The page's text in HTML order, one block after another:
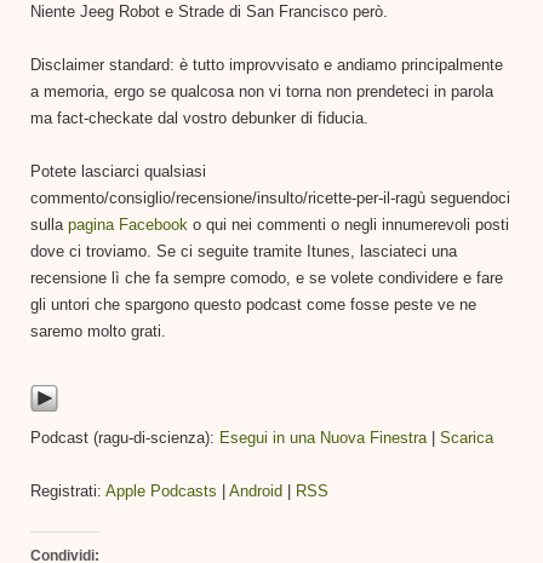
Niente Jeeg Robot e Strade di San Francisco però.
Disclaimer standard: è tutto improvvisato e andiamo principalmente
a memoria, ergo se qualcosa non vi torna non prendeteci in parola
ma fact-checkate dal vostro debunker di fiducia.
Potete lasciarci qualsiasi
commento/consiglio/recensione/insulto/ricette-per-il-ragù seguendoci
sulla pagina Facebook o qui nei commenti o negli innumerevoli posti
dove ci troviamo. Se ci seguite tramite Itunes, lasciateci una
recensione lì che fa sempre comodo, e se volete condividere e fare
gli untori che spargono questo podcast come fosse peste ve ne
saremo molto grati.
Podcast (ragu-di-scienza): Esegui in una Nuova Finestra | Scarica
Registrati: Apple Podcasts | Android | RSS
Condividi: